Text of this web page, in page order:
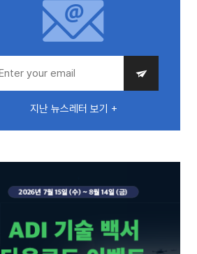
지난 뉴스레터 보기 +